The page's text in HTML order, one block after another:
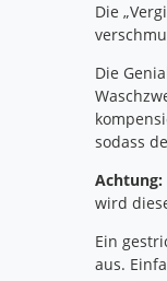
Die
Die
sodass
Achtung:
wird
Ein
aus.